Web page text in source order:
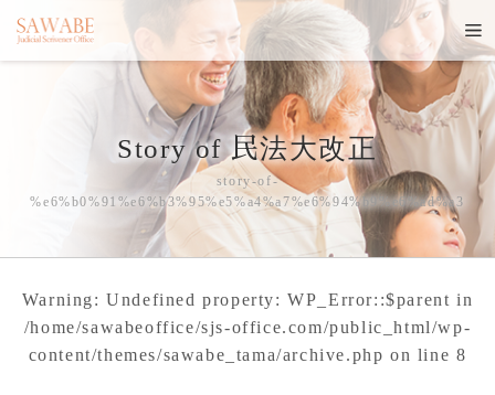
Story of 民法大改正
story-of-
%e6%b0%91%e6%b3%95%e5%a4%a7%e6%94%b9%e6%ad%a3
Warning: Undefined property: WP_Error::$parent in
/home/sawabeoffice/sjs-office.com/public_html/wp-
content/themes/sawabe_tama/archive.php on line 8